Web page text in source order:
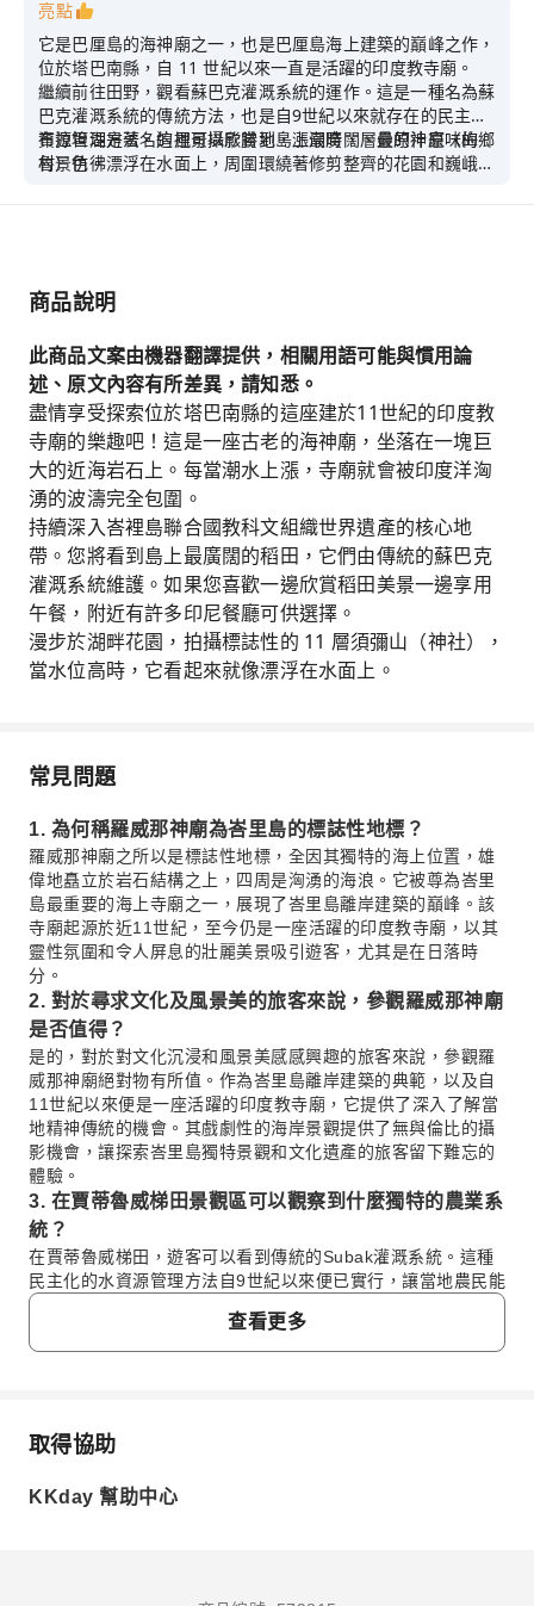
亮點
它是巴厘島的海神廟之一，也是巴厘島海上建築的巔峰之作，
位於塔巴南縣，自 11 世紀以來一直是活躍的印度教寺廟。
繼續前往田野，觀看蘇巴克灌溉系統的運作。這是一種名為蘇
巴克灌溉系統的傳統方法，也是自9世紀以來就存在的民主水
資源管理方法。這裡可以欣賞到島上最廣闊、最原汁原味的鄉
村景色。
布拉坦湖是著名的風景攝影勝地，漲潮時，層疊的神龕（梅
魯）彷彿漂浮在水面上，周圍環繞著修剪整齊的花園和巍峨的
商品說明
此商品文案由機器翻譯提供，相關用語可能與慣用論
述、原文內容有所差異，請知悉。
盡情享受探索位於塔巴南縣的這座建於11世紀的印度教
寺廟的樂趣吧！這是一座古老的海神廟，坐落在一塊巨
大的近海岩石上。每當潮水上漲，寺廟就會被印度洋洶
湧的波濤完全包圍。
持續深入峇裡島聯合國教科文組織世界遺產的核心地
帶。您將看到島上最廣闊的稻田，它們由傳統的蘇巴克
灌溉系統維護。如果您喜歡一邊欣賞稻田美景一邊享用
午餐，附近有許多印尼餐廳可供選擇。
漫步於湖畔花園，拍攝標誌性的 11 層須彌山（神社），
當水位高時，它看起來就像漂浮在水面上。
常見問題
1. 為何稱羅威那神廟為峇里島的標誌性地標？
羅威那神廟之所以是標誌性地標，全因其獨特的海上位置，雄
偉地矗立於岩石結構之上，四周是洶湧的海浪。它被尊為峇里
島最重要的海上寺廟之一，展現了峇里島離岸建築的巔峰。該
寺廟起源於近11世紀，至今仍是一座活躍的印度教寺廟，以其
靈性氛圍和令人屏息的壯麗美景吸引遊客，尤其是在日落時
分。
2. 對於尋求文化及風景美的旅客來說，參觀羅威那神廟
是否值得？
是的，對於對文化沉浸和風景美感感興趣的旅客來說，參觀羅
威那神廟絕對物有所值。作為峇里島離岸建築的典範，以及自
11世紀以來便是一座活躍的印度教寺廟，它提供了深入了解當
地精神傳統的機會。其戲劇性的海岸景觀提供了無與倫比的攝
影機會，讓探索峇里島獨特景觀和文化遺產的旅客留下難忘的
體驗。
3. 在賈蒂魯威梯田景觀區可以觀察到什麼獨特的農業系
統？
在賈蒂魯威梯田，遊客可以看到傳統的Subak灌溉系統。這種
民主化的水資源管理方法自9世紀以來便已實行，讓當地農民能
夠集體管理稻田的水源分配。這些梯田呈現了島上最廣闊、最
真實的鄉村景觀，展示了這項古老的可持續農業實踐。
4. 是什麼讓烏倫丹努布拉坦廟成為重要的文化及攝影景
它獨特的布拉坦湖景觀，位於海拔約1300米處。該廟以其層疊
的神殿（meru）而聞名，在高潮時彷彿漂浮在水面上，營造出
背景，它同時也是一個基礎的水源盆地和重要的精神場所。
查看更多
常見問題
取得協助
KKday 幫助中心